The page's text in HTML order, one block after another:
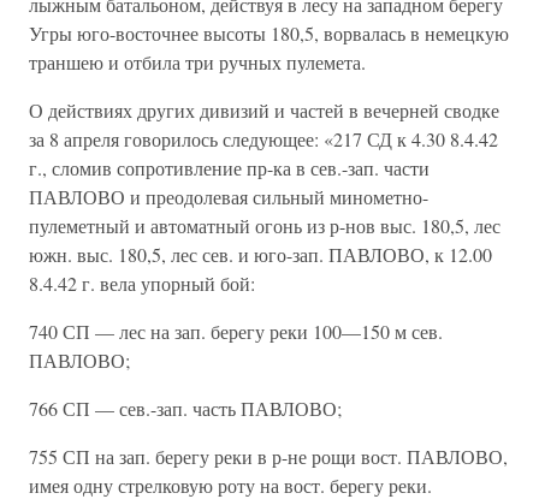
Угры юго-восточнее высоты 180,5, ворвалась в немецкую
траншею и отбила три ручных пулемета.
О действиях других дивизий и частей в вечерней сводке
за 8 апреля говорилось следующее: «217 СД к 4.30 8.4.42
г., сломив сопротивление пр-ка в сев.-зап. части
ПАВЛОВО и преодолевая сильный минометно-
пулеметный и автоматный огонь из р-нов выс. 180,5, лес
южн. выс. 180,5, лес сев. и юго-зап. ПАВЛОВО, к 12.00
8.4.42 г. вела упорный бой:
740 СП — лес на зап. берегу реки 100—150 м сев.
ПАВЛОВО;
766 СП — сев.-зап. часть ПАВЛОВО;
755 СП на зап. берегу реки в р-не рощи вост. ПАВЛОВО,
имея одну стрелковую роту на вост. берегу реки.